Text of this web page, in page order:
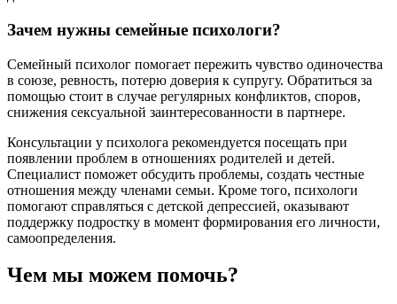
Зачем нужны семейные психологи?
Семейный психолог помогает пережить чувство одиночества
в союзе, ревность, потерю доверия к супругу. Обратиться за
помощью стоит в случае регулярных конфликтов, споров,
снижения сексуальной заинтересованности в партнере.
Консультации у психолога рекомендуется посещать при
появлении проблем в отношениях родителей и детей.
Специалист поможет обсудить проблемы, создать честные
отношения между членами семьи. Кроме того, психологи
помогают справляться с детской депрессией, оказывают
поддержку подростку в момент формирования его личности,
самоопределения.
Чем мы можем помочь?